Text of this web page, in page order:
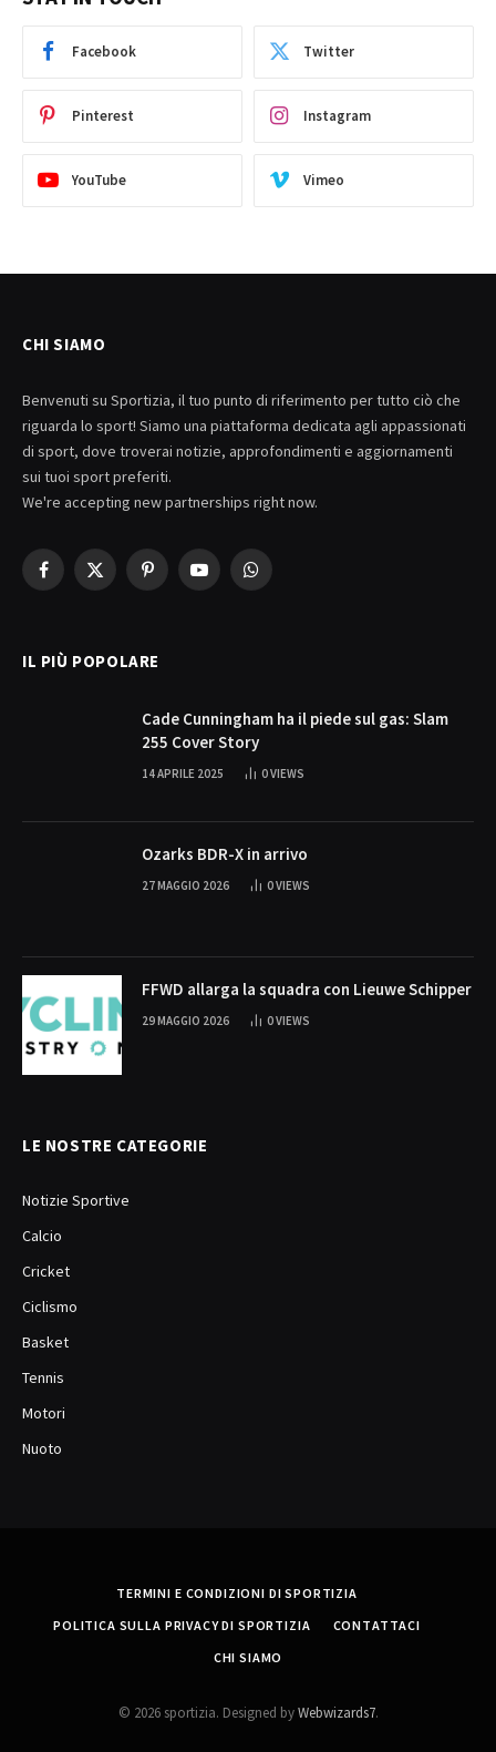
Facebook Twitter
Pinterest Instagram
YouTube Vimeo
CHI SIAMO
Benvenuti su Sportizia, il tuo punto di riferimento per tutto ciò che
riguarda lo sport! Siamo una piattaforma dedicata agli appassionati
di sport, dove troverai notizie, approfondimenti e aggiornamenti
sui tuoi sport preferiti.
We're accepting new partnerships right now.
Facebook
X
PinterestYouTubeWhatsApp
IL PIÙ POPOLARE
Cade Cunningham ha il piede sul gas: Slam
255 Cover Story
14 APRILE 2025 0VIEWS
Ozarks BDR-X in arrivo
27 MAGGIO 2026 0VIEWS
FFWD allarga la squadra con Lieuwe Schipper
29 MAGGIO 2026 0VIEWS
LE NOSTRE CATEGORIE
Notizie Sportive
Calcio
Cricket
Ciclismo
Basket
Tennis
Motori
Nuoto
TERMINI E CONDIZIONI DI SPORTIZIA
POLITICA SULLA PRIVACY DI SPORTIZIA
CONTATTACI
CHI SIAMO
© 2026 sportizia. Designed byWebwizards7.